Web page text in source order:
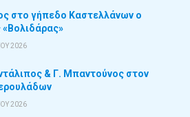
στο γήπεδο Καστελλάνων ο
«Βολιδάρας»
2026
& Γ. Μπαντούνος στον
2026